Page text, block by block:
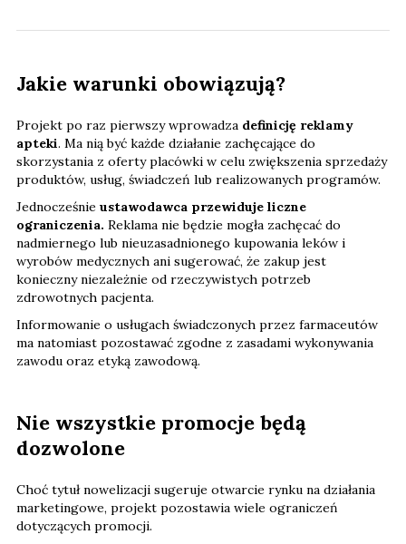
Jakie warunki obowiązują?
Projekt po raz pierwszy wprowadza definicję reklamy
apteki. Ma nią być każde działanie zachęcające do
skorzystania z oferty placówki w celu zwiększenia sprzedaży
produktów, usług, świadczeń lub realizowanych programów.
Jednocześnie ustawodawca przewiduje liczne
ograniczenia. Reklama nie będzie mogła zachęcać do
nadmiernego lub nieuzasadnionego kupowania leków i
wyrobów medycznych ani sugerować, że zakup jest
konieczny niezależnie od rzeczywistych potrzeb
zdrowotnych pacjenta.
Informowanie o usługach świadczonych przez farmaceutów
ma natomiast pozostawać zgodne z zasadami wykonywania
zawodu oraz etyką zawodową.
Nie wszystkie promocje będą
dozwolone
Choć tytuł nowelizacji sugeruje otwarcie rynku na działania
marketingowe, projekt pozostawia wiele ograniczeń
dotyczących promocji.